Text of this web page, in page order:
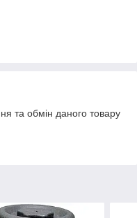
та обмін даного товару